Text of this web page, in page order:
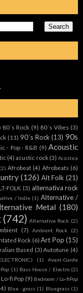
80´s Rock (9) 80´s Vibes (3)
(11) 90´s Rock (13) 90s
- Pop - R&B (9) Acoustic
(4) acustic rock (3) Acústica
(2) Afrobeat (4) Afrobeats (6)
(126) Alt Folk (21)
FOLK (3) alternativa rock
/ Indie (1) Alternative /
Metal (180)
(742) Alternative Rock. (2)
(7) Ambient Rock (2)
Rock (6) Art Pop (15)
Based (3) Autotune (4)
(1)
Avant-Garde
(1) Bass House / Electro (2)
fi Pop (9) Bedroom / Lo-fiPop
Blue -grass (1) Bluegrass (1)